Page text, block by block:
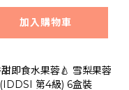
加入購物車